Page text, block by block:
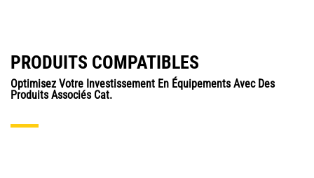
PRODUITS COMPATIBLES
Optimisez Votre Investissement En Équipements Avec Des
Produits Associés Cat.